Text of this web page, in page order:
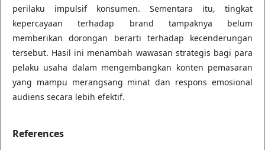
perilaku impulsif konsumen. Sementara itu, tingkat
kepercayaan terhadap brand tampaknya belum
memberikan dorongan berarti terhadap kecenderungan
tersebut. Hasil ini menambah wawasan strategis bagi para
pelaku usaha dalam mengembangkan konten pemasaran
yang mampu merangsang minat dan respons emosional
audiens secara lebih efektif.
References